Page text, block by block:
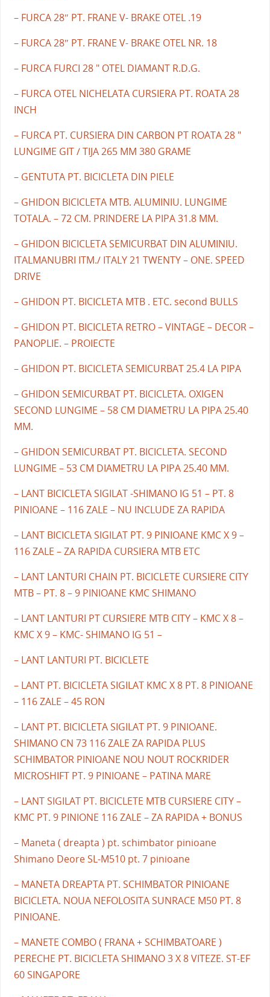
– FURCA 28″ PT. FRANE V- BRAKE OTEL .19
– FURCA 28″ PT. FRANE V- BRAKE OTEL NR. 18
– FURCA FURCI 28 " OTEL DIAMANT R.D.G.
– FURCA OTEL NICHELATA CURSIERA PT. ROATA 28
INCH
– FURCA PT. CURSIERA DIN CARBON PT ROATA 28 "
LUNGIME GIT / TIJA 265 MM 380 GRAME
– GENTUTA PT. BICICLETA DIN PIELE
– GHIDON BICICLETA MTB. ALUMINIU. LUNGIME
TOTALA. – 72 CM. PRINDERE LA PIPA 31.8 MM.
– GHIDON BICICLETA SEMICURBAT DIN ALUMINIU.
ITALMANUBRI ITM./ ITALY 21 TWENTY – ONE. SPEED
DRIVE
– GHIDON PT. BICICLETA MTB . ETC. second BULLS
– GHIDON PT. BICICLETA RETRO – VINTAGE – DECOR –
PANOPLIE. – PROIECTE
– GHIDON PT. BICICLETA SEMICURBAT 25.4 LA PIPA
– GHIDON SEMICURBAT PT. BICICLETA. OXIGEN
SECOND LUNGIME – 58 CM DIAMETRU LA PIPA 25.40
MM.
– GHIDON SEMICURBAT PT. BICICLETA. SECOND
LUNGIME – 53 CM DIAMETRU LA PIPA 25.40 MM.
– LANT BICICLETA SIGILAT -SHIMANO IG 51 – PT. 8
PINIOANE – 116 ZALE – NU INCLUDE ZA RAPIDA
– LANT BICICLETA SIGILAT PT. 9 PINIOANE KMC X 9 –
116 ZALE – ZA RAPIDA CURSIERA MTB ETC
– LANT LANTURI CHAIN PT. BICICLETE CURSIERE CITY
MTB – PT. 8 – 9 PINIOANE KMC SHIMANO
– LANT LANTURI PT CURSIERE MTB CITY – KMC X 8 –
KMC X 9 – KMC- SHIMANO IG 51 –
– LANT LANTURI PT. BICICLETE
– LANT PT. BICICLETA SIGILAT KMC X 8 PT. 8 PINIOANE
– 116 ZALE – 45 RON
– LANT PT. BICICLETA SIGILAT PT. 9 PINIOANE.
SHIMANO CN 73 116 ZALE ZA RAPIDA PLUS
SCHIMBATOR PINIOANE NOU NOUT ROCKRIDER
MICROSHIFT PT. 9 PINIOANE – PATINA MARE
– LANT SIGILAT PT. BICICLETE MTB CURSIERE CITY –
KMC PT. 9 PINIONE 116 ZALE – ZA RAPIDA + BONUS
– Maneta ( dreapta ) pt. schimbator pinioane
Shimano Deore SL-M510 pt. 7 pinioane
– MANETA DREAPTA PT. SCHIMBATOR PINIOANE
BICICLETA. NOUA NEFOLOSITA SUNRACE M50 PT. 8
PINIOANE.
– MANETE COMBO ( FRANA + SCHIMBATOARE )
PERECHE PT. BICICLETA SHIMANO 3 X 8 VITEZE. ST-EF
60 SINGAPORE